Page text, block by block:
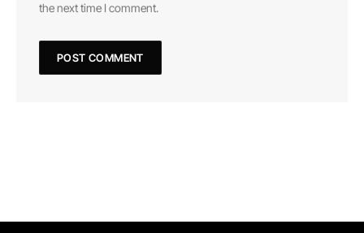
the next time I comment.